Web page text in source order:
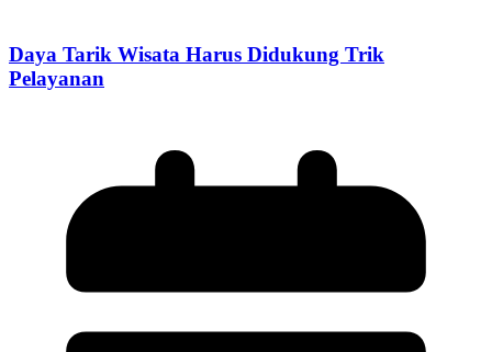
Daya Tarik Wisata Harus Didukung Trik
Pelayanan